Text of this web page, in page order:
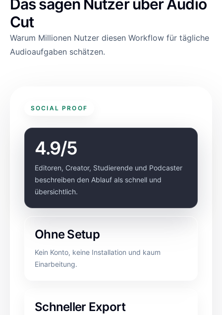
Das sagen Nutzer über Audio
Cut
Warum Millionen Nutzer diesen Workflow für tägliche
Audioaufgaben schätzen.
SOCIAL PROOF
4.9/5
Editoren, Creator, Studierende und Podcaster
beschreiben den Ablauf als schnell und
übersichtlich.
Ohne Setup
Kein Konto, keine Installation und kaum
Einarbeitung.
Schneller Export